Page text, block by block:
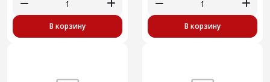
В корзину В корзину